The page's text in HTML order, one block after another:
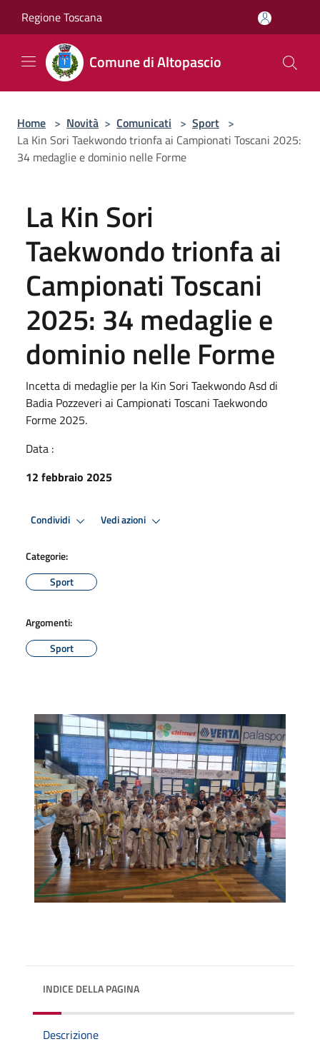
Regione Toscana
Comune di Altopascio
Home > Novità > Comunicati > Sport >
La Kin Sori Taekwondo trionfa ai Campionati Toscani 2025:
34 medaglie e dominio nelle Forme
La Kin Sori
Taekwondo trionfa ai
Campionati Toscani
2025: 34 medaglie e
dominio nelle Forme
Incetta di medaglie per la Kin Sori Taekwondo Asd di
Badia Pozzeveri ai Campionati Toscani Taekwondo
Forme 2025.
Data :
12 febbraio 2025
Condividi Vedi azioni
Categorie:
Sport
Argomenti:
Sport
INDICE DELLA PAGINA
Descrizione